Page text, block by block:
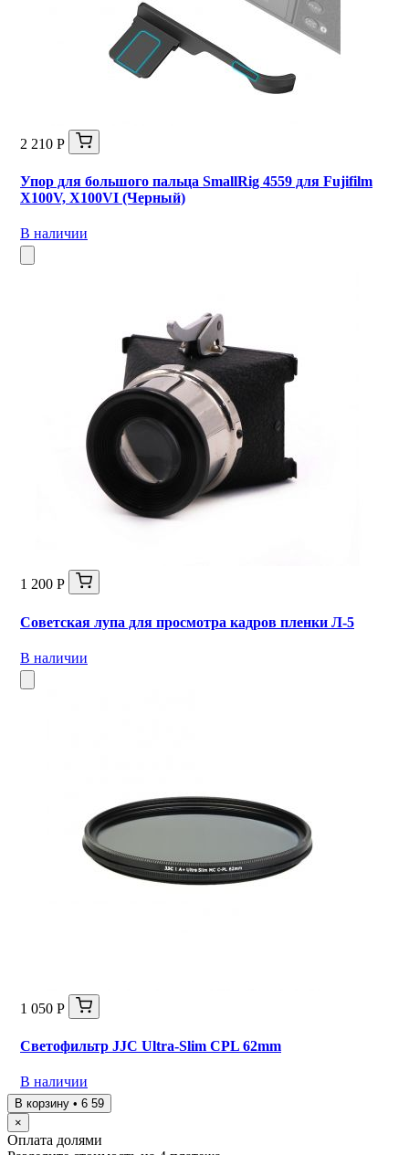
2 210 Р
Упор для большого пальца SmallRig 4559 для Fujifilm
X100V, X100VI (Черный)
В наличии
1 200 Р
Советская лупа для просмотра кадров пленки Л-5
В наличии
1 050 Р
Светофильтр JJC Ultra-Slim CPL 62mm
В наличии
В корзину • 6 59
×
Оплата долями